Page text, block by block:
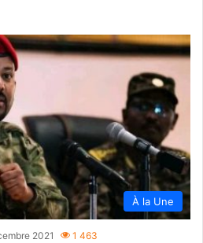
À la Une
2021 1 463